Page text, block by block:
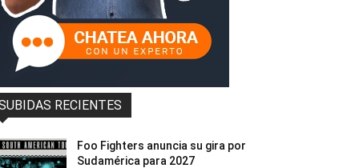
RECIENTES
Foo Fighters anuncia su gira por
Sudamérica para 2027